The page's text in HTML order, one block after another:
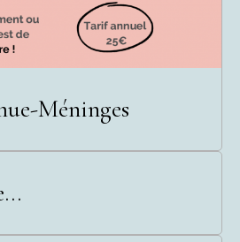
Méninges